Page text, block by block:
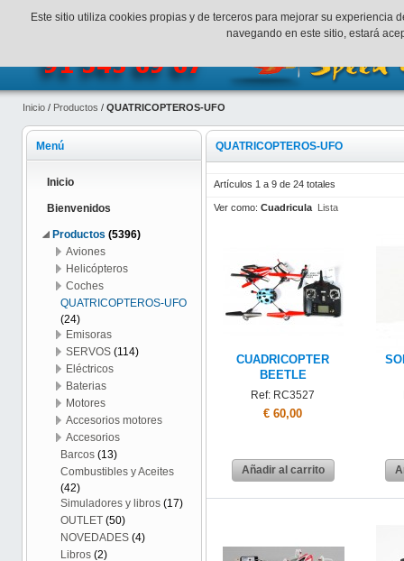
¡Bienvenidos a SpeedHobbys! Mi cuenta Finalizar
Inicio / Productos / QUATRICOPTEROS-UFO
QUATRICOPTEROS-UFO
Artículos 1 a 9 de 24 totales
Ver como: Cuadricula Lista
CUADRICOPTER
BEETLE
Ref: RC3527
€ 60,00
Añadir al carrito
Menú
Inicio
Bienvenidos
Productos (5396)
Aviones
Helicópteros
Coches
QUATRICOPTEROS-UFO
(24)
Emisoras
SERVOS (114)
Eléctricos
Baterias
Motores
Accesorios motores
Accesorios
Barcos (13)
Combustibles y Aceites
(42)
Simuladores y libros (17)
OUTLET (50)
NOVEDADES (4)
Libros (2)
Este sitio utiliza cookies propias y de terceros para mejorar su
navegando en este sitio, estará